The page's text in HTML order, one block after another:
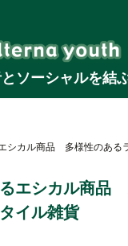
ソーシャルを結
シカル商品 多様性のある
エシカル商品
イル雑貨